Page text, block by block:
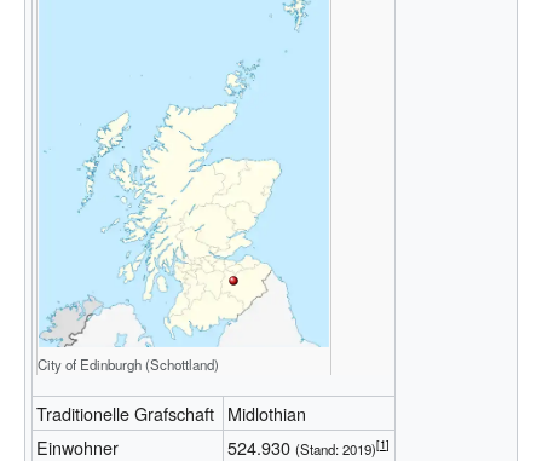
City of Edinburgh (Schottland)
Edinburgh
Traditionelle Grafschaft Midlothian
Einwohner
524.930 (Stand: 2019)